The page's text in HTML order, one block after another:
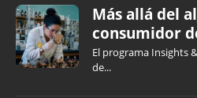
Más allá del
consumidor
El programa Insights
de...